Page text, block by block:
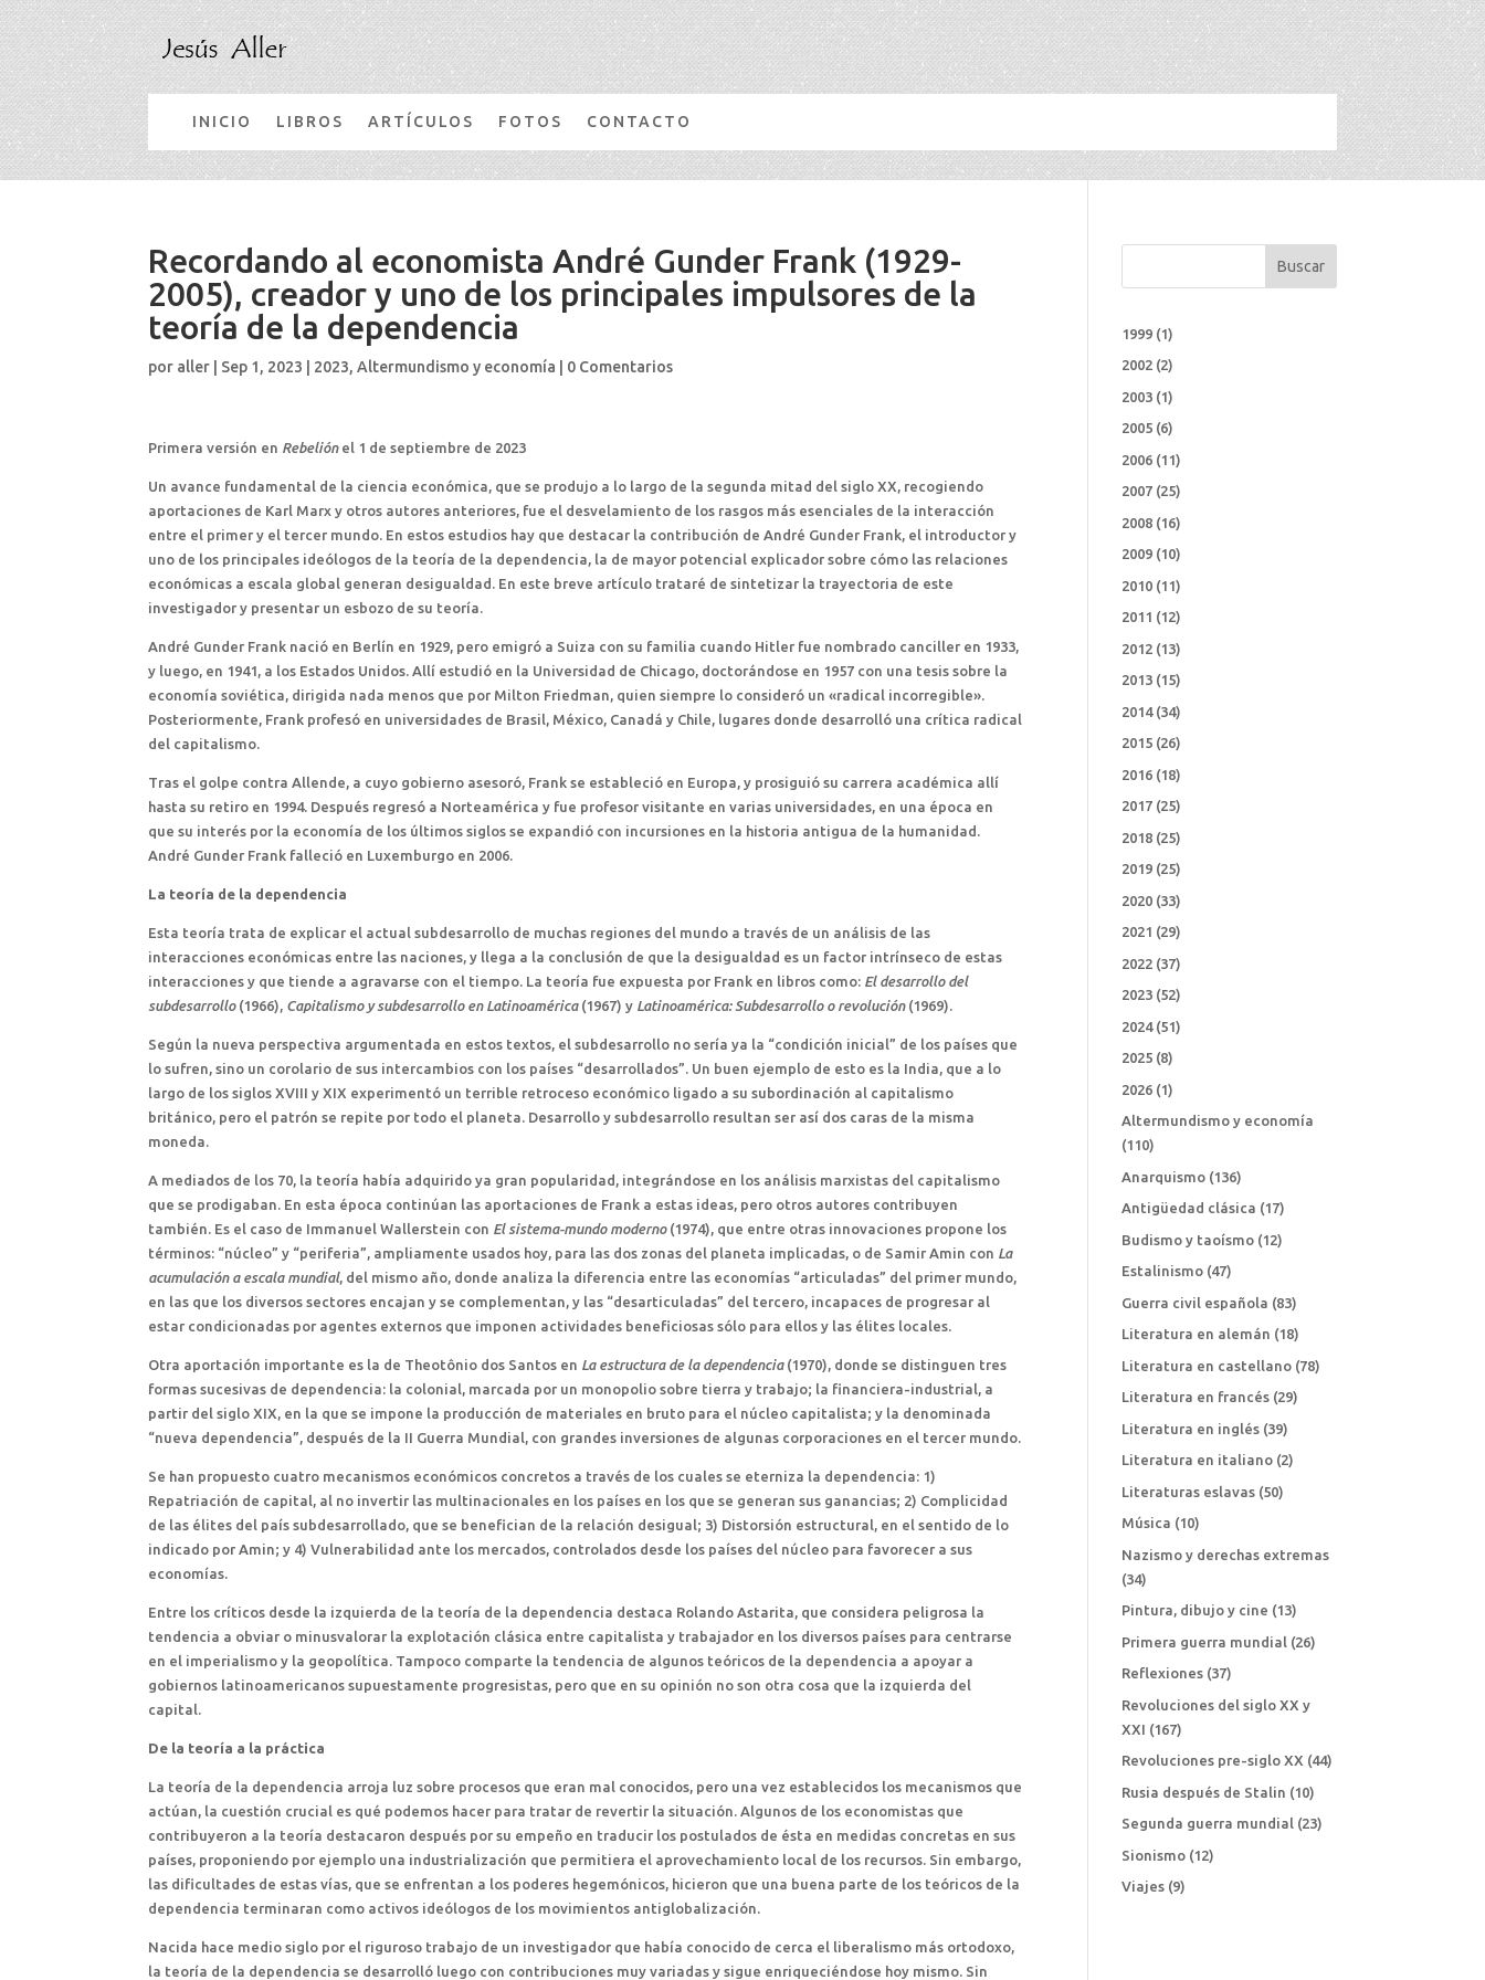
INICIO LIBROS ARTÍCULOS FOTOS CONTACTO
Recordando al economista André Gunder Frank (1929-
2005), creador y uno de los principales impulsores de la
teoría de la dependencia
por aller Sep 1, 2023 2023,Altermundismo y economía 0 Comentarios
Primera versión en Rebeliónel 1 de septiembre de 2023
Un avance fundamental de la ciencia económica, que se produjo a lo largo de la segunda mitad del siglo XX, recogiendo
aportaciones de Karl Marx y otros autores anteriores, fue el desvelamiento de los rasgos más esenciales de la interacción
entre el primer y el tercer mundo. En estos estudios hay que destacar la contribución de André Gunder Frank, el introductor y
uno de los principales ideólogos de la teoría de la dependencia, la de mayor potencial explicador sobre cómo las relaciones
económicas a escala global generan desigualdad. En este breve artículo trataré de sintetizar la trayectoria de este
investigador y presentar un esbozo de su teoría.
André Gunder Frank nació en Berlín en 1929, pero emigró a Suiza con su familia cuando Hitler fue nombrado canciller en 1933,
y luego, en 1941, a los Estados Unidos. Allí estudió en la Universidad de Chicago, doctorándose en 1957 con una tesis sobre la
economía soviética, dirigida nada menos que por Milton Friedman, quien siempre lo consideró un «radical incorregible».
Posteriormente, Frank profesó en universidades de Brasil, México, Canadá y Chile, lugares donde desarrolló una crítica radical
del capitalismo.
Tras el golpe contra Allende, a cuyo gobierno asesoró, Frank se estableció en Europa, y prosiguió su carrera académica allí
hasta su retiro en 1994. Después regresó a Norteamérica y fue profesor visitante en varias universidades, en una época en
que su interés por la economía de los últimos siglos se expandió con incursiones en la historia antigua de la humanidad.
André Gunder Frank falleció en Luxemburgo en 2006.
La teoría de la dependencia
Esta teoría trata de explicar el actual subdesarrollo de muchas regiones del mundo a través de un análisis de las
interacciones económicas entre las naciones, y llega a la conclusión de que la desigualdad es un factor intrínseco de estas
interacciones y que tiende a agravarse con el tiempo. La teoría fue expuesta por Frank en libros como: El desarrollo del
subdesarrollo(1966), Capitalismo y subdesarrollo en Latinoamérica(1967) y Latinoamérica: Subdesarrollo o revolución(1969).
Según la nueva perspectiva argumentada en estos textos, el subdesarrollo no sería ya la “condición inicial” de los países que
lo sufren, sino un corolario de sus intercambios con los países “desarrollados”. Un buen ejemplo de esto es la India, que a lo
largo de los siglos XVIII y XIX experimentó un terrible retroceso económico ligado a su subordinación al capitalismo
británico, pero el patrón se repite por todo el planeta. Desarrollo y subdesarrollo resultan ser así dos caras de la misma
moneda.
A mediados de los 70, la teoría había adquirido ya gran popularidad, integrándose en los análisis marxistas del capitalismo
que se prodigaban. En esta época continúan las aportaciones de Frank a estas ideas, pero otros autores contribuyen
también. Es el caso de Immanuel Wallerstein con El sistema-mundo moderno(1974), que entre otras innovaciones propone los
términos: “núcleo” y “periferia”, ampliamente usados hoy, para las dos zonas del planeta implicadas, o de Samir Amin con La
acumulación a escala mundial, del mismo año, donde analiza la diferencia entre las economías “articuladas” del primer mundo,
en las que los diversos sectores encajan y se complementan, y las “desarticuladas” del tercero, incapaces de progresar al
estar condicionadas por agentes externos que imponen actividades beneficiosas sólo para ellos y las élites locales.
Otra aportación importante es la de Theotônio dos Santos en La estructura de la dependencia(1970), donde se distinguen tres
formas sucesivas de dependencia: la colonial, marcada por un monopolio sobre tierra y trabajo; la financiera-industrial, a
partir del siglo XIX, en la que se impone la producción de materiales en bruto para el núcleo capitalista; y la denominada
“nueva dependencia”, después de la II Guerra Mundial, con grandes inversiones de algunas corporaciones en el tercer mundo.
Se han propuesto cuatro mecanismos económicos concretos a través de los cuales se eterniza la dependencia: 1)
Repatriación de capital, al no invertir las multinacionales en los países en los que se generan sus ganancias; 2) Complicidad
de las élites del país subdesarrollado, que se benefician de la relación desigual; 3) Distorsión estructural, en el sentido de lo
indicado por Amin; y 4) Vulnerabilidad ante los mercados, controlados desde los países del núcleo para favorecer a sus
economías.
Entre los críticos desde la izquierda de la teoría de la dependencia destaca Rolando Astarita, que considera peligrosa la
tendencia a obviar o minusvalorar la explotación clásica entre capitalista y trabajador en los diversos países para centrarse
en el imperialismo y la geopolítica. Tampoco comparte la tendencia de algunos teóricos de la dependencia a apoyar a
gobiernos latinoamericanos supuestamente progresistas, pero que en su opinión no son otra cosa que la izquierda del
capital.
De la teoría a la práctica
La teoría de la dependencia arroja luz sobre procesos que eran mal conocidos, pero una vez establecidos los mecanismos que
actúan, la cuestión crucial es qué podemos hacer para tratar de revertir la situación. Algunos de los economistas que
contribuyeron a la teoría destacaron después por su empeño en traducir los postulados de ésta en medidas concretas en sus
países, proponiendo por ejemplo una industrialización que permitiera el aprovechamiento local de los recursos. Sin embargo,
las dificultades de estas vías, que se enfrentan a los poderes hegemónicos, hicieron que una buena parte de los teóricos de la
dependencia terminaran como activos ideólogos de los movimientos antiglobalización.
Nacida hace medio siglo por el riguroso trabajo de un investigador que había conocido de cerca el liberalismo más ortodoxo,
la teoría de la dependencia se desarrolló luego con contribuciones muy variadas y sigue enriqueciéndose hoy mismo. Sin
Buscar
1999 (1)
2002 (2)
2003 (1)
2005 (6)
2006 (11)
2007 (25)
2008 (16)
2009 (10)
2010 (11)
2011 (12)
2012 (13)
2013 (15)
2014(34)
2015 (26)
2016 (18)
2017 (25)
2018 (25)
2019 (25)
2020 (33)
2021 (29)
2022 (37)
2023 (52)
2024(51)
2025 (8)
2026 (1)
Altermundismo y economía
(110)
Anarquismo (136)
Antigüedad clásica (17)
Budismo y taoísmo (12)
Estalinismo (47)
Guerra civil española (83)
Literatura en alemán (18)
Literatura en castellano (78)
Literatura en francés (29)
Literatura en inglés (39)
Literatura en italiano (2)
Literaturas eslavas (50)
Música (10)
Nazismo y derechas extremas
(34)
Pintura, dibujo y cine (13)
Primera guerra mundial (26)
Reflexiones (37)
Revoluciones del siglo XX y
XXI (167)
Revoluciones pre-siglo XX (44)
Rusia después de Stalin (10)
Segunda guerra mundial (23)
Sionismo (12)
Viajes (9)